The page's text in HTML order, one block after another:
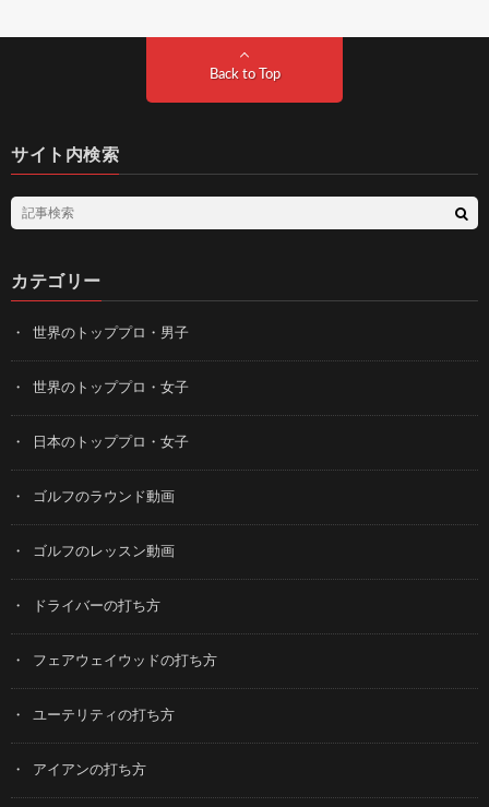
Back to Top
サイト内検索
カテゴリー
世界のトッププロ・男子
世界のトッププロ・女子
日本のトッププロ・女子
ゴルフのラウンド動画
ゴルフのレッスン動画
ドライバーの打ち方
フェアウェイウッドの打ち方
ユーテリティの打ち方
アイアンの打ち方